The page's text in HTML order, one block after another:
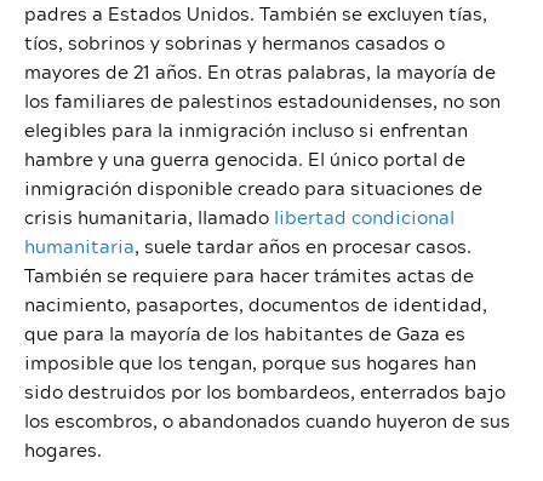
padres a Estados Unidos. También se excluyen tías,
tíos, sobrinos y sobrinas y hermanos casados ​​o
mayores de 21 años. En otras palabras, la mayoría de
los familiares de palestinos estadounidenses, no son
elegibles para la inmigración incluso si enfrentan
hambre y una guerra genocida. El único portal de
inmigración disponible creado para situaciones de
crisis humanitaria, llamado libertad condicional
humanitaria, suele tardar años en procesar casos.
También se requiere para hacer trámites actas de
nacimiento, pasaportes, documentos de identidad,
que para la mayoría de los habitantes de Gaza es
imposible que los tengan, porque sus hogares han
sido destruidos por los bombardeos, enterrados bajo
los escombros, o abandonados cuando huyeron de sus
hogares.